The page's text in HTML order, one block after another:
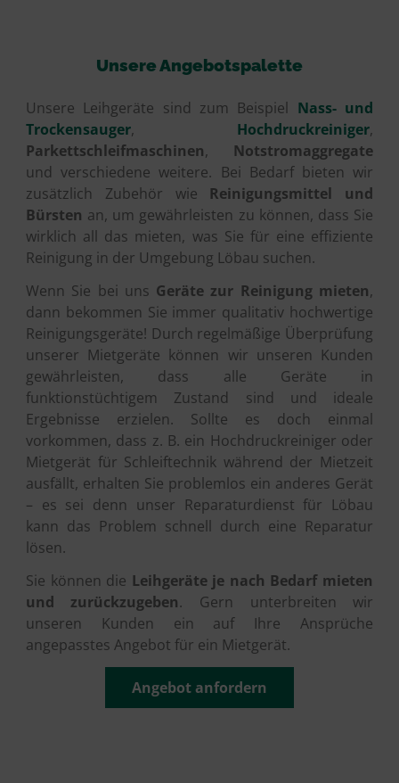
Unsere Angebotspalette
Unsere Leihgeräte sind zum Beispiel Nass- und
Trockensauger, Hochdruckreiniger,
Parkettschleifmaschinen, Notstromaggregate
und verschiedene weitere. Bei Bedarf bieten wir
zusätzlich Zubehör wie Reinigungsmittel und
Bürsten an, um gewährleisten zu können, dass Sie
wirklich all das mieten, was Sie für eine effiziente
Reinigung in der Umgebung Löbau suchen.
Wenn Sie bei uns Geräte zur Reinigung mieten,
dann bekommen Sie immer qualitativ hochwertige
Reinigungsgeräte! Durch regelmäßige Überprüfung
unserer Mietgeräte können wir unseren Kunden
gewährleisten, dass alle Geräte in
funktionstüchtigem Zustand sind und ideale
Ergebnisse erzielen. Sollte es doch einmal
vorkommen, dass z. B. ein Hochdruckreiniger oder
Mietgerät für Schleiftechnik während der Mietzeit
ausfällt, erhalten Sie problemlos ein anderes Gerät
– es sei denn unser Reparaturdienst für Löbau
kann das Problem schnell durch eine Reparatur
lösen.
Sie können die Leihgeräte je nach Bedarf mieten
und zurückzugeben. Gern unterbreiten wir
unseren Kunden ein auf Ihre Ansprüche
angepasstes Angebot für ein Mietgerät.
Angebot anfordern